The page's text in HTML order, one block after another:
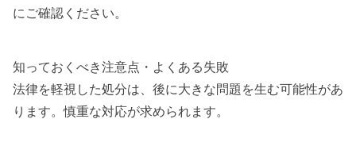
にご確認ください。
知っておくべき注意点・よくある失敗
法律を軽視した処分は、後に大きな問題を生む可能性があ
ります。慎重な対応が求められます。